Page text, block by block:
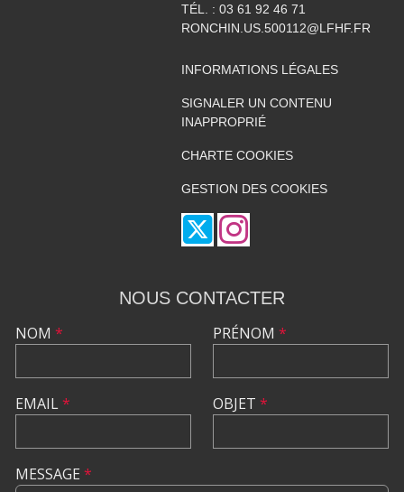
TÉL. : 03 61 92 46 71
RONCHIN.US.500112@LFHF.FR
INFORMATIONS LÉGALES
SIGNALER UN CONTENU
INAPPROPRIÉ
CHARTE COOKIES
GESTION DES COOKIES
NOUS CONTACTER
NOM *
EMAIL*
PRÉNOM *
OBJET *
MESSAGE *